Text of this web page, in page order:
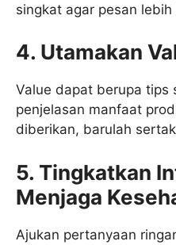
singkat agar pesan lebih
4. Utamakan
Value dapat berupa tips
penjelasan manfaat
diberikan, barulah
5. Tingkatkan
Menjaga
Ajukan pertanyaan